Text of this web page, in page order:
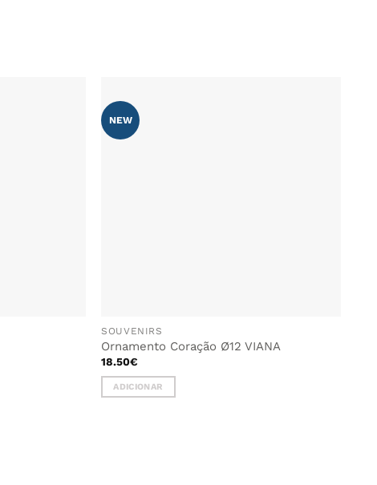
NEW
SOUVENIRS
Ornamento Coração Ø12 VIANA
18.50€
ADICIONAR